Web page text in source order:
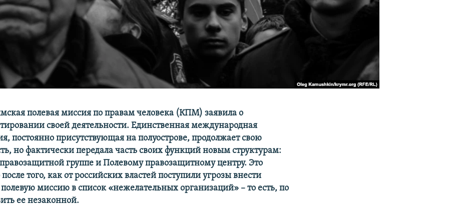
полевая миссия по правам человека (КПМ) заявила о
своей деятельности. Единственная международная
постоянно присутствующая на полуострове, продолжает свою
но фактически передала часть своих функций новым структурам:
группе и Полевому правозащитному центру. Это
того, как от российских властей поступили угрозы внести
миссию в список «нежелательных организаций» – то есть, по
ее незаконной.